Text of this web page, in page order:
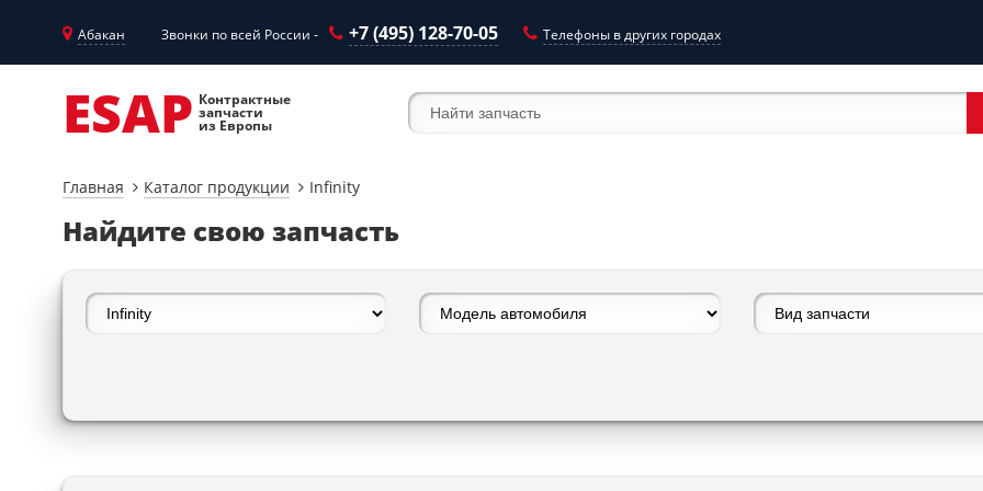
Абакан Звонки по всей России - +7 (495) 128-70-05 Телефоны в других городах
ESAP Контрактные
запчасти
из Европы
Главная Каталог продукции Infinity
Найдите свою запчасть